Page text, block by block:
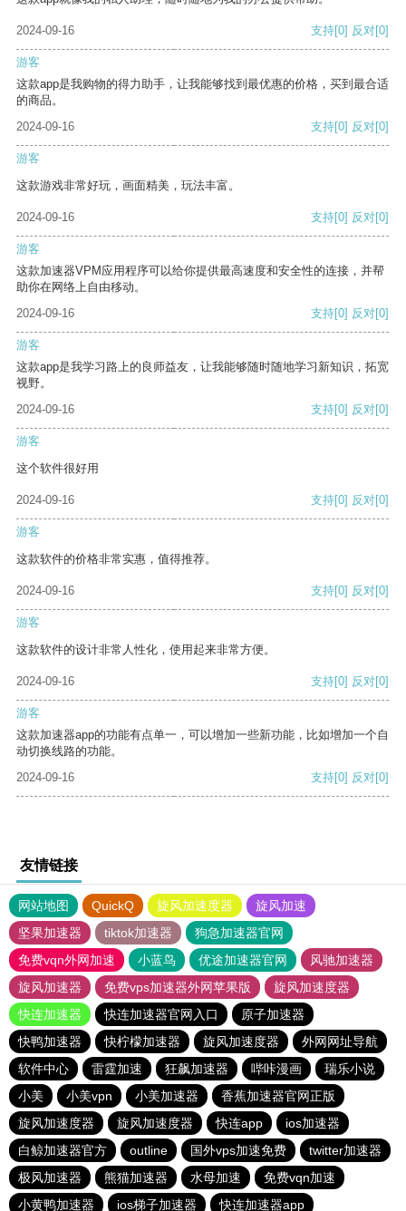
2024-09-16 支持[0] 反对[0]
游客
这款app是我购物的得力助手，让我能够找到最优惠的价格，买到最合适
的商品。
2024-09-16
支持[0] 反对[0]
游客
这款游戏非常好玩，画面精美，玩法丰富。
2024-09-16 支持[0] 反对[0]
游客
这款加速器VPM应用程序可以给你提供最高速度和安全性的连接，并帮
助你在网络上自由移动。
2024-09-16
支持[0] 反对[0]
游客
这款app是我学习路上的良师益友，让我能够随时随地学习新知识，拓宽
视野。
2024-09-16
支持[0] 反对[0]
游客
这个软件很好用
2024-09-16 支持[0] 反对[0]
游客
这款软件的价格非常实惠，值得推荐。
2024-09-16 支持[0] 反对[0]
游客
这款软件的设计非常人性化，使用起来非常方便。
2024-09-16 支持[0] 反对[0]
游客
这款加速器app的功能有点单一，可以增加一些新功能，比如增加一个自
动切换线路的功能。
2024-09-16
支持[0] 反对[0]
友情链接
网站地图 QuickQ 旋风加速度器
旋风加速
坚果加速器
tiktok加速器
狗急加速器官网
免费vqn外网加速
小蓝鸟 优途加速器官网
风驰加速器
旋风加速器
免费vps加速器外网苹果版
旋风加速度器
快连加速器
快连加速器官网入口
原子加速器
快鸭加速器
快柠檬加速器 旋风加速度器
外网网址导航
软件中心
雷霆加速 狂飙加速器 哔咔漫画
瑞乐小说
小美
小美vpn 小美加速器
香蕉加速器官网正版
旋风加速度器
旋风加速度器 快连app
ios加速器
白鲸加速器官方
outline 国外vps加速免费
twitter加速器
极风加速器
熊猫加速器 水母加速
免费vqn加速
小黄鸭加速器
ios梯子加速器 快连加速器app